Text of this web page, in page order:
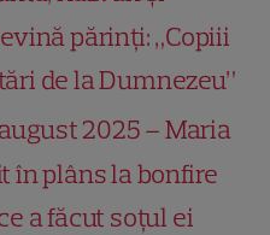
părinți: „Copiii
de la Dumnezeu”
2025 – Maria
în plâns la bonfire
a făcut soțul ei